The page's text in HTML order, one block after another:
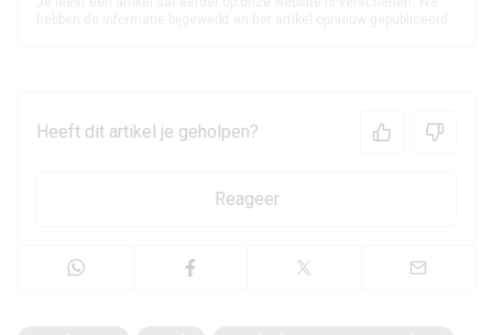
Heeft dit artikel je geholpen?
Reageer